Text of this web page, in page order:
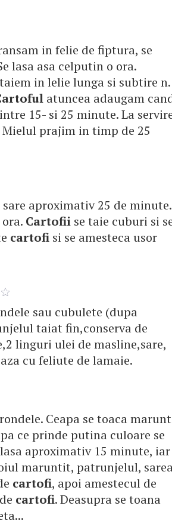
in felie de fiptura, se
lasa asa celputin o ora.
in lelie lunga si subtire n.
atuncea adaugam
15- si 25 minute. La
prajim in timp de 25
aproximativ 25 de minute.
Cartofii se taie cuburi si
cartofi si se amesteca usor
sau cubulete (dupa
taiat fin,conserva de
linguri ulei de masline,sare,
cu feliute de lamaie.
Ceapa se toaca marunt
ce prinde putina culoare se
aproximativ 15 minute, iar
maruntit, patrunjelul,
cartofi, apoi amestecul de
cartofi. Deasupra se toana